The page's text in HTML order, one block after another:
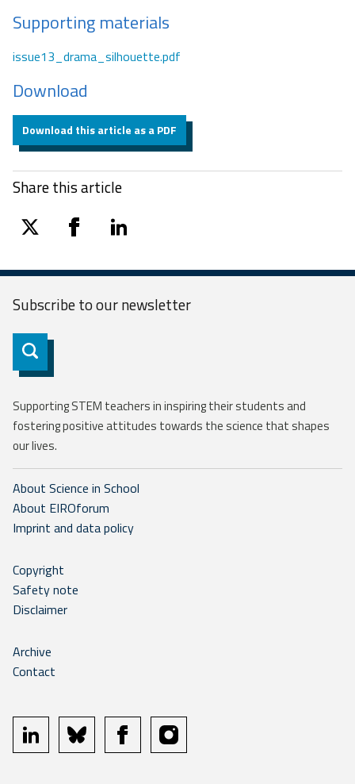
Supporting materials
issue13_drama_silhouette.pdf
Download
Download this article as a PDF
Share this article
twitter facebooklinkedin
Subscribe to ournewsletter
Subscribe
Supporting STEM teachers in inspiring their students and
fostering positive attitudes towards the science that shapes
our lives.
About Science in School
About EIROforum
Imprint and data policy
Copyright
Safety note
Disclaimer
Archive
Contact
linkedin bluesky facebookinstagram